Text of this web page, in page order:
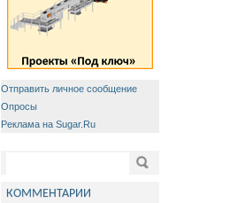
Отправить личное сообщение
Опросы
Реклама на Sugar.Ru
Поиск
КОММЕНТАРИИ